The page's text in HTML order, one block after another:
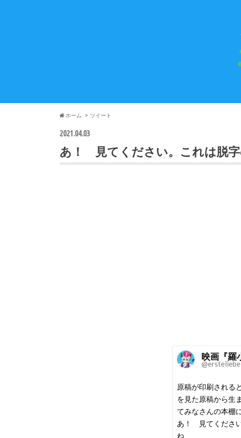
ホーム ツイート
2021.04.03
あ！ 見てください。これは脱
映画『羅
@ersteliebe
原稿が印刷される
を見た原稿から生
てみなさんの本棚
あ！ 見てくださ
ね